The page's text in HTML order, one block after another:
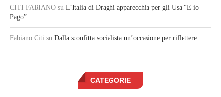
CITI FABIANO su L’Italia di Draghi apparecchia per gli Usa “E io
Pago”
Fabiano Citi su Dalla sconfitta socialista un’occasione per riflettere
CATEGORIE